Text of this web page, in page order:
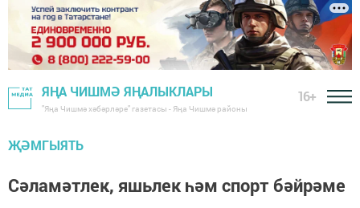
ЯҢА ЧИШМӘ ЯҢАЛЫКЛАРЫ
"Яңа Чишмә хәбәрләре" газетасы - Яңа Чишмә районы
16+
ҖӘМГЫЯТЬ
Сәламәтлек, яшьлек һәм спорт бәйрәме